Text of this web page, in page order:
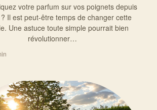
votre parfum sur vos poignets depuis
Il est peut-être temps de changer cette
Une astuce toute simple pourrait bien
révolutionner…